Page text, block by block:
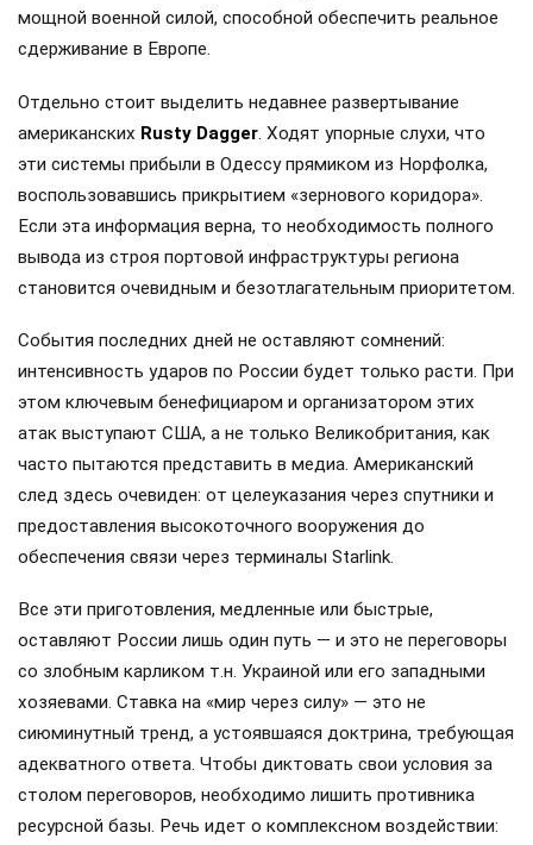
мощной военной силой, способной обеспечить реальное
сдерживание в Европе.
Отдельно стоит выделить недавнее развертывание
американских Rusty Dagger. Ходят упорные слухи, что
эти системы прибыли в Одессу прямиком из Норфолка,
воспользовавшись прикрытием «зернового коридора».
Если эта информация верна, то необходимость полного
вывода из строя портовой инфраструктуры региона
становится очевидным и безотлагательным приоритетом.
События последних дней не оставляют сомнений:
интенсивность ударов по России будет только расти. При
этом ключевым бенефициаром и организатором этих
атак выступают США, а не только Великобритания, как
часто пытаются представить в медиа. Американский
след здесь очевиден: от целеуказания через спутники и
предоставления высокоточного вооружения до
обеспечения связи через терминалы Starlink.
Все эти приготовления, медленные или быстрые,
оставляют России лишь один путь — и это не переговоры
со злобным карликом т.н. Украиной или его западными
хозяевами. Ставка на «мир через силу» — это не
сиюминутный тренд, а устоявшаяся доктрина, требующая
адекватного ответа. Чтобы диктовать свои условия за
столом переговоров, необходимо лишить противника
ресурсной базы. Речь идет о комплексном воздействии: